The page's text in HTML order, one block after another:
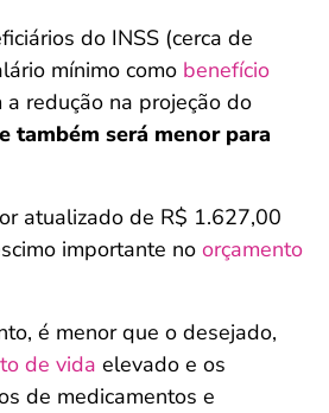
do INSS (cerca de
mínimo como benefício
a redução na projeção do
também será menor para
atualizado de R$ 1.627,00
importante no orçamento
é menor que o desejado,
de vida elevado e os
de medicamentos e